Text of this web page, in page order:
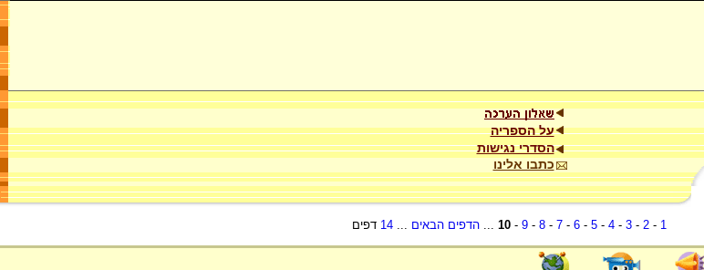
על הספריה
הסדרי נגישות
כתבו אלינו
1
-
2
-
3
-
4
-
5
-
6
-
7
-
8
-
9
-
10
...הדפים הבאים ...
14 דפים